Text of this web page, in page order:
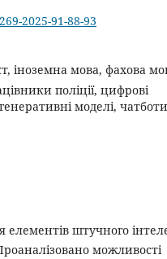
2025-91-88-93
іноземна мова, фахова
поліції, цифрові
моделі,
елементів штучного
можливості